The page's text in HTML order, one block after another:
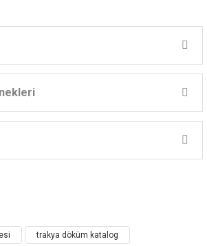
1'' Galvaniz MANŞON
Yorum Yaz
trakya döküm katalog